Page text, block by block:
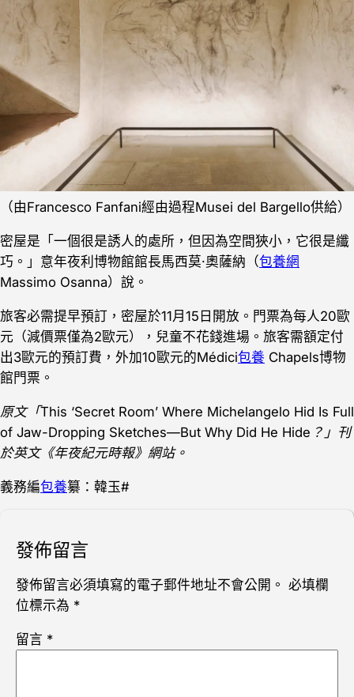
（由Francesco Fanfani經由過程Musei del Bargello供給）
密屋是「一個很是誘人的處所，但因為空間狹小，它很是纖
巧。」意年夜利博物館館長馬西莫‧奧薩納（包養網
Massimo Osanna）說。
旅客必需提早預訂，密屋於11月15日開放。門票為每人20歐
元（減價票僅為2歐元），兒童不花錢進場。旅客需額定付
出3歐元的預訂費，外加10歐元的Médici包養 Chapels博物
館門票。
原文「This ‘Secret Room’ Where Michelangelo Hid Is Full
of Jaw-Dropping Sketches—But Why Did He Hide？」刊
於英文《年夜紀元時報》網站。
義務編包養纂：韓玉#
發佈留言
發佈留言必須填寫的電子郵件地址不會公開。 必填欄
位標示為 *
留言 *